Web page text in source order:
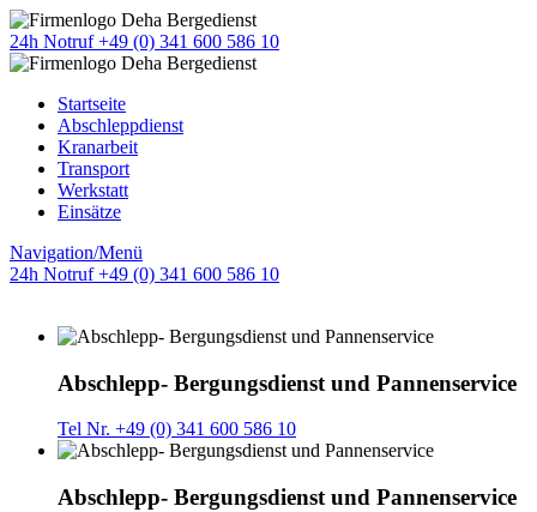
24h Notruf +49 (0) 341 600 586 10
Startseite
Abschleppdienst
Kranarbeit
Transport
Werkstatt
Einsätze
Navigation/Menü
24h Notruf +49 (0) 341 600 586 10
Abschlepp- Bergungsdienst und Pannenservice
Tel Nr. +49 (0) 341 600 586 10
Abschlepp- Bergungsdienst und Pannenservice